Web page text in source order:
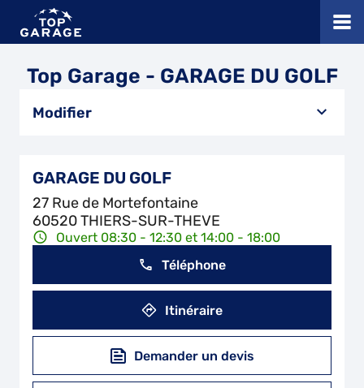
Top Garage - GARAGE DU GOLF
Modifier
GARAGE DU GOLF
27 Rue de Mortefontaine
60520 THIERS-SUR-THEVE
Ouvert 08:30 - 12:30 et 14:00 - 18:00
Téléphone
Itinéraire
Demander un devis